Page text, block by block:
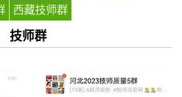
西藏技师群
技师群